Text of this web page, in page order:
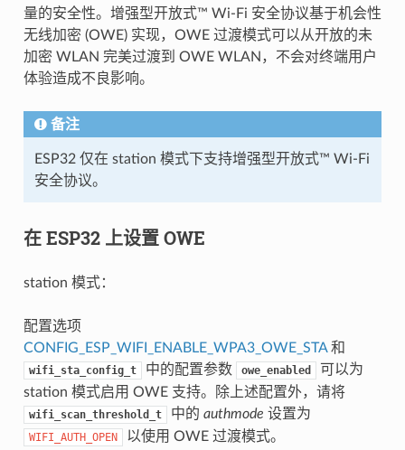
量的安全性。增强型开放式™ Wi-Fi 安全协议基于机会性
无线加密 (OWE) 实现，OWE 过渡模式可以从开放的未
加密 WLAN 完美过渡到 OWE WLAN，不会对终端用户
体验造成不良影响。
备注
ESP32 仅在 station 模式下支持增强型开放式™ Wi-Fi
安全协议。
在 ESP32 上设置 OWE
station 模式：
配置选项
CONFIG_ESP_WIFI_ENABLE_WPA3_OWE_STA和
wifi_sta_config_t 中的配置参数 owe_enabled
可以为
station 模式启用 OWE 支持。除上述配置外，请将
wifi_scan_threshold_t 中的 authmode 设置为
WIFI_AUTH_OPEN 以使用 OWE 过渡模式。